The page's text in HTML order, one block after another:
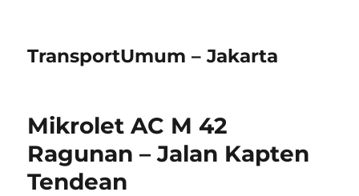
TransportUmum – Jakarta
Mikrolet AC M 42
Ragunan – Jalan Kapten
Tendean